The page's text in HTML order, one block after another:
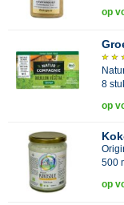
op
8
op
500
op